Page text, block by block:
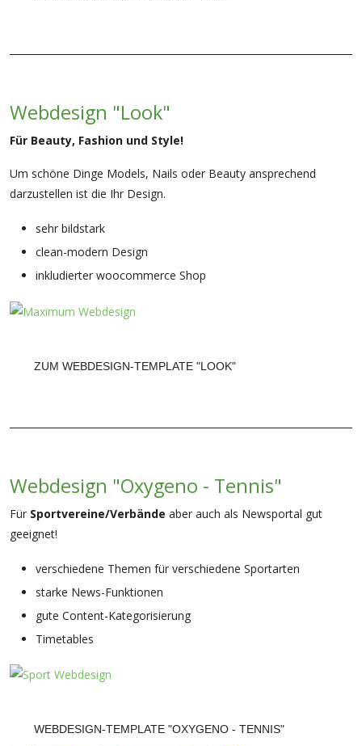
Webdesign "Look"
Für Beauty, Fashion und Style!
Um schöne Dinge Models, Nails oder Beauty ansprechend
darzustellen ist die Ihr Design.
sehr bildstark
clean-modern Design
inkludierter woocommerce Shop
ZUM WEBDESIGN-TEMPLATE "LOOK"
Webdesign "Oxygeno - Tennis"
Für Sportvereine/Verbände aber auch als Newsportal gut
geeignet!
verschiedene Themen für verschiedene Sportarten
starke News-Funktionen
gute Content-Kategorisierung
Timetables
WEBDESIGN-TEMPLATE "OXYGENO - TENNIS"